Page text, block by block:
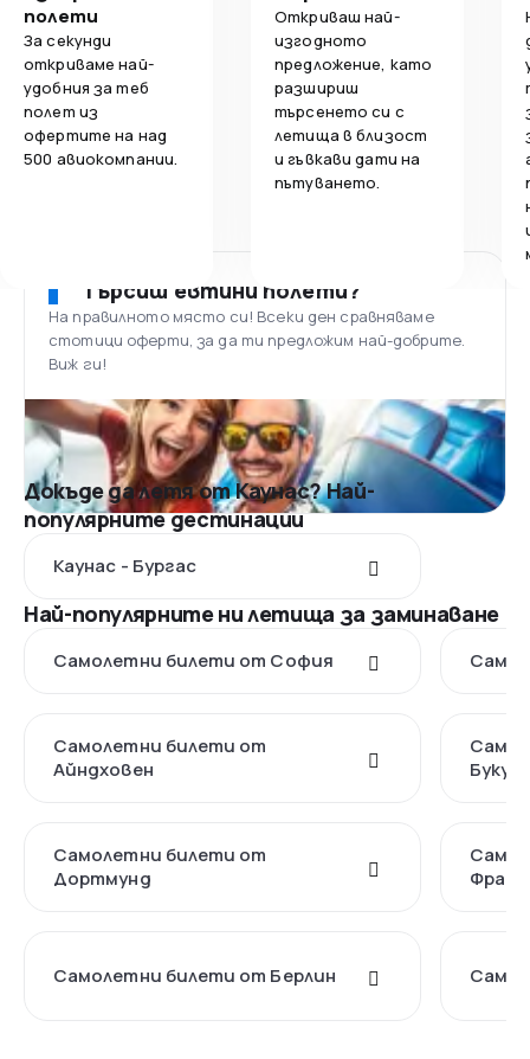
полети
За секунди
откриваме най-
удобния за теб
полет из
офертите на над
500 авиокомпании.
Откриваш най-
изгодното
предложение, като
разшириш
търсенето си с
летища в близост
и гъвкави дати на
пътуването.
Търсиш евтини полети?
На правилното място си! Всеки ден сравняваме
стотици оферти, за да ти предложим най-добрите.
Виж ги!
Докъде да летя от Каунас? Най-
популярните дестинации
Каунас - Бургас
Най-популярните ни летища за заминаване
Самолетни билети от София
Самолетни билети от
Айндховен
Самолетни билети от
Дортмунд
Самолетни билети от Берлин